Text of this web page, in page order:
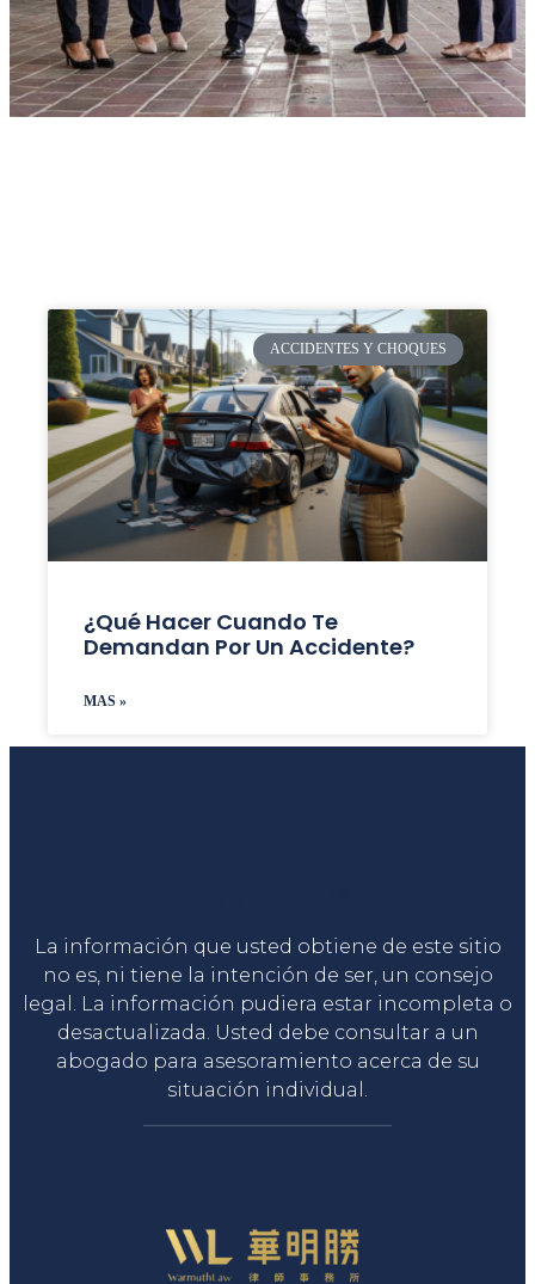
ACCIDENTES Y CHOQUES
¿Qué Hacer Cuando Te
Demandan Por Un Accidente?
MAS »
La información que usted obtiene de este sitio
no es, ni tiene la intención de ser, un consejo
legal. La información pudiera estar incompleta o
desactualizada. Usted debe consultar a un
abogado para asesoramiento acerca de su
situación individual.